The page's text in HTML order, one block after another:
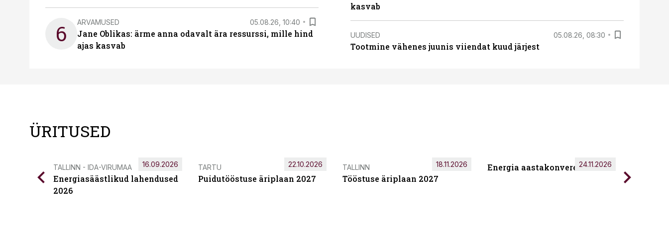
6 ARVAMUSED 05.08.26, 10:40
Jane Oblikas: ärme anna odavalt ära ressurssi, mille hind
ajas kasvab
kasvab
UUDISED 05.08.26, 08:30
Tootmine vähenes juunis viiendat kuud järjest
ÜRITUSED
TALLINN - IDA-VIRUMAA
Energiasäästlikud lahendused
2026
16.09.2026 TARTU
Puidutööstuse äriplaan 2027
22.10.2026 TALLINN
Tööstuse äriplaan 2027
18.11.2026 Energia aastakonverents 2026
24.11.2026